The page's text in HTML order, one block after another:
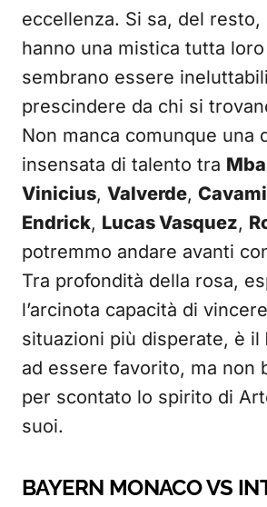
eccellenza. Si sa, del resto,
hanno una mistica tutta
sembrano essere
prescindere da chi si
Non manca comunque una
insensata di talento tra
Vinicius, Valverde,
Endrick, Lucas Vasquez,
potremmo andare avanti
Tra profondità della rosa,
l’arcinota capacità di
situazioni più disperate, è il
ad essere favorito, ma non
per scontato lo spirito di
suoi.
BAYERN MONACO VS